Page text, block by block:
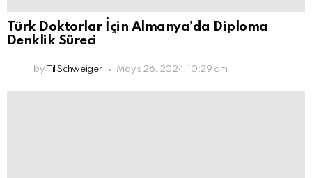
Türk Doktorlar İçin Almanya’da Diploma
Denklik Süreci
by Til Schweiger Mayıs 26, 2024, 10:29 am